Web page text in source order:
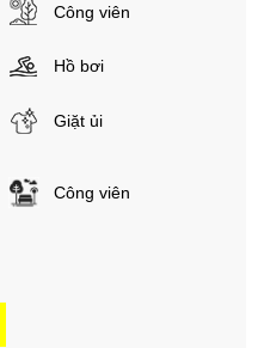
Công viên
Hồ bơi
Giặt ủi
Công viên